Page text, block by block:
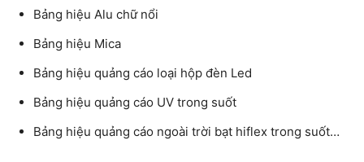
Bảng hiệu Alu chữ nổi
Bảng hiệu Mica
Bảng hiệu quảng cáo loại hộp đèn Led
Bảng hiệu quảng cáo UV trong suốt
Bảng hiệu quảng cáo ngoài trời bạt hiflex trong suốt…